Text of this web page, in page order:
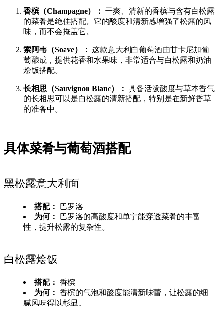
香槟（Champagne）： 干爽、清新的香槟与含有白松露
的菜肴是绝佳搭配。它的酸度和清新感增强了松露的风
味，而不会掩盖它。
索阿韦（Soave）： 这款意大利白葡萄酒由甘卡尼加葡
萄酿成，提供花香和水果味，非常适合与白松露和奶油
烩饭搭配。
长相思（Sauvignon Blanc）： 具备活泼酸度与草本香气
的长相思可以是白松露的清新搭配，特别是在新鲜香草
的准备中。
具体菜肴与葡萄酒搭配
黑松露意大利面
搭配：
巴罗洛
为何：
巴罗洛的高酸度和单宁能穿透菜肴的丰富
性，提升松露的复杂性。
白松露烩饭
搭配： 香槟
为何： 香槟的气泡和酸度能清新味蕾，让松露的细
腻风味得以彰显。